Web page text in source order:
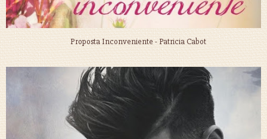
Proposta Inconveniente - Patricia Cabot